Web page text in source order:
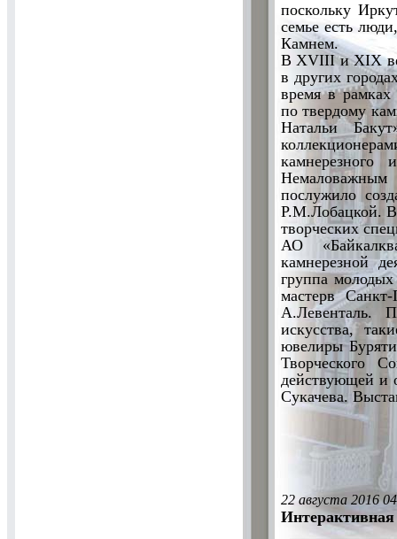
поскольку
семье есть
Камнем.
В ХVIII и ХIХ
в других
время в рамках
по твердому
Натальи
камнерезного
Немаловажным
послужило
Р.М.Лобацкой.
творческих
АО
камнерезной
группа
мастерв
А.Левенталь.
искусства,
ювелиры
Творческого
действующей и
Сукачева.
22 августа 2016